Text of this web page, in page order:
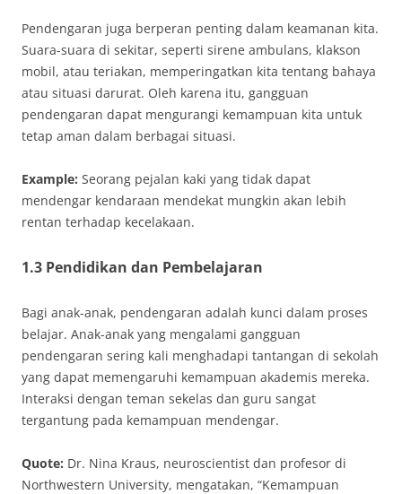
Pendengaran juga berperan penting dalam keamanan kita.
Suara-suara di sekitar, seperti sirene ambulans, klakson
mobil, atau teriakan, memperingatkan kita tentang bahaya
atau situasi darurat. Oleh karena itu, gangguan
pendengaran dapat mengurangi kemampuan kita untuk
tetap aman dalam berbagai situasi.
Example: Seorang pejalan kaki yang tidak dapat
mendengar kendaraan mendekat mungkin akan lebih
rentan terhadap kecelakaan.
1.3 Pendidikan dan Pembelajaran
Bagi anak-anak, pendengaran adalah kunci dalam proses
belajar. Anak-anak yang mengalami gangguan
pendengaran sering kali menghadapi tantangan di sekolah
yang dapat memengaruhi kemampuan akademis mereka.
Interaksi dengan teman sekelas dan guru sangat
tergantung pada kemampuan mendengar.
Quote: Dr. Nina Kraus, neuroscientist dan profesor di
Northwestern University, mengatakan, “Kemampuan